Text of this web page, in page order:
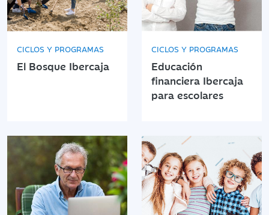
CICLOS Y PROGRAMAS
El Bosque Ibercaja
CICLOS Y PROGRAMAS
Educación
financiera Ibercaja
para escolares